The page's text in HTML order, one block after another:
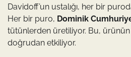
Davidoff’un ustalığı, her bir
Her bir puro, Dominik
tütünlerden üretiliyor. Bu, ürünün
doğrudan etkiliyor.